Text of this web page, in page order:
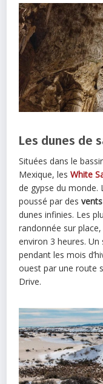
Les dunes de
Situées dans le
Mexique, lesWhite
de gypse du monde.
poussé par des
dunes infinies. Les
randonnée sur place,
environ 3 heures.
pendant les mois
ouest par une route
Drive.